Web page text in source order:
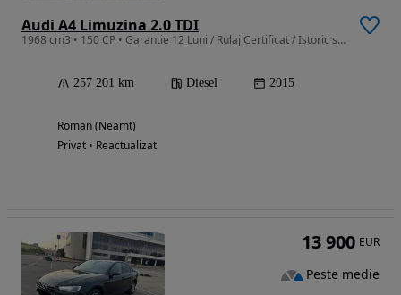
Audi A4 Limuzina 2.0 TDI
1968 cm3 • 150 CP • Garantie 12 Luni / Rulaj Certificat / Istoric service / Distributie
257 201 km Diesel 2015
Roman (Neamt)
Privat • Reactualizat
13 900 EUR
Peste medie